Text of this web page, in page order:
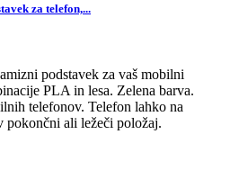
za telefon,...
podstavek za vaš mobilni
PLA in lesa. Zelena barva.
telefonov. Telefon lahko na
pokončni ali ležeči položaj.